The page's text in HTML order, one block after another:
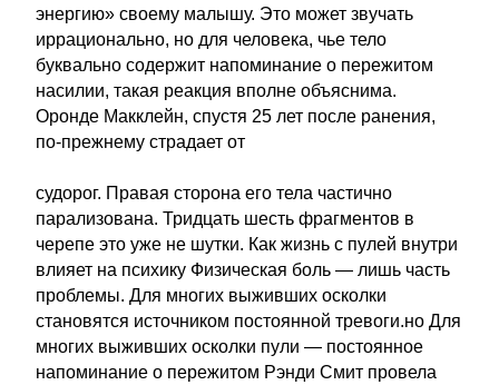
энергию» своему малышу. Это может звучать
иррационально, но для человека, чье тело
буквально содержит напоминание о пережитом
насилии, такая реакция вполне объяснима.
Оронде Макклейн, спустя 25 лет после ранения,
по-прежнему страдает от
судорог. Правая сторона его тела частично
парализована. Тридцать шесть фрагментов в
черепе это уже не шутки. Как жизнь с пулей внутри
влияет на психику Физическая боль — лишь часть
проблемы. Для многих выживших осколки
становятся источником постоянной тревоги.но Для
многих выживших осколки пули — постоянное
напоминание о пережитом Рэнди Смит провела